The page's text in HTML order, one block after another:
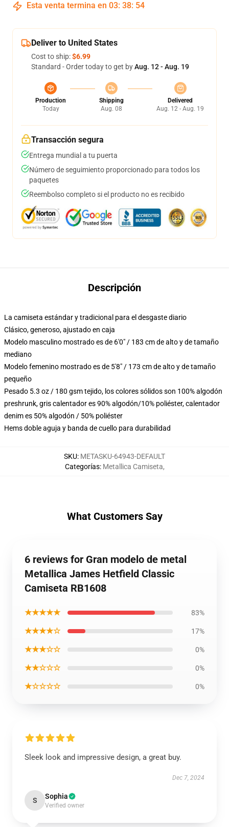
Esta venta termina en 03: 38: 54
Deliver to United States
Cost to ship:$6.99
Standard - Order today to get byAug. 12 - Aug. 19
Production
Today
Shipping
Aug. 08
Delivered
Aug. 12 - Aug. 19
Transacción segura
Entrega mundial a tu puerta
Número de seguimiento proporcionado para todos los
paquetes
Reembolso completo si el producto no es recibido
Descripción
La camiseta estándar y tradicional para el desgaste diario
Clásico, generoso, ajustado en caja
Modelo masculino mostrado es de 6'0" / 183 cm de alto y de tamaño
mediano
Modelo femenino mostrado es de 5'8" / 173 cm de alto y de tamaño
pequeño
Pesado 5.3 oz / 180 gsm tejido, los colores sólidos son 100% algodón
preshrunk, gris calentador es 90% algodón/10% poliéster, calentador
denim es 50% algodón / 50% poliéster
Hems doble aguja y banda de cuello para durabilidad
SKU: METASKU-64943-DEFAULT
Categorías: Metallica Camiseta,
What Customers Say
6 reviews for Gran modelo de metal
Metallica James Hetfield Classic
Camiseta RB1608
★★★★★ 83%
★★★★☆ 17%
★★★☆☆ 0%
★★☆☆☆ 0%
★☆☆☆☆ 0%
Sleek look and impressive design, a great buy.
Dec 7, 2024
S Sophia
Verified owner